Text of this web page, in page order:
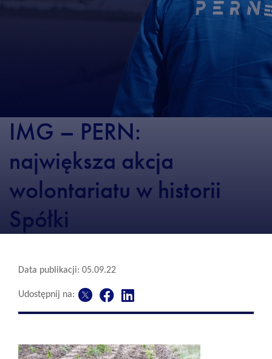
IMG – PERN:
największa akcja
wolontariatu w historii
Spółki
Data publikacji: 05.09.22
Udostępnij na: